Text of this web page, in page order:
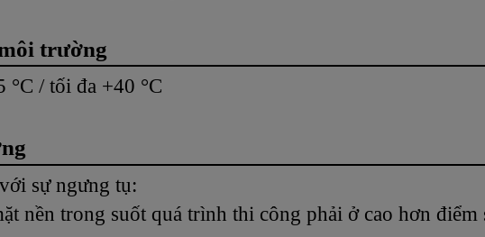
trường
°C / tối đa +40 °C
sự ngưng tụ:
nền trong suốt quá trình thi công phải ở cao hơn điểm